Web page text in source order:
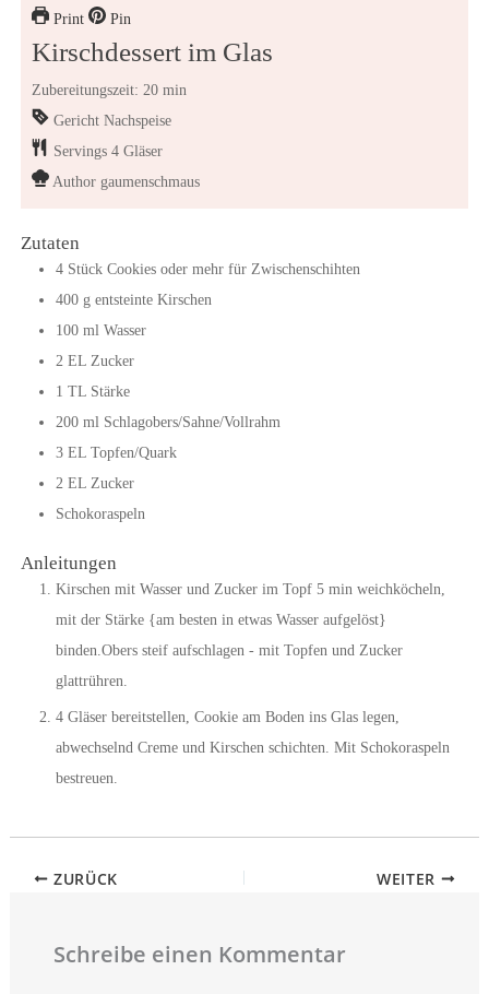
Print Pin
Kirschdessert im Glas
Zubereitungszeit: 20 min
Gericht Nachspeise
Servings 4 Gläser
Author gaumenschmaus
Zutaten
4 Stück Cookies oder mehr für Zwischenschihten
400 g entsteinte Kirschen
100 ml Wasser
2 EL Zucker
1 TL Stärke
200 ml Schlagobers/Sahne/Vollrahm
3 EL Topfen/Quark
2 EL Zucker
Schokoraspeln
Anleitungen
Kirschen mit Wasser und Zucker im Topf 5 min weichköcheln,
mit der Stärke {am besten in etwas Wasser aufgelöst}
binden.Obers steif aufschlagen - mit Topfen und Zucker
glattrühren.
4 Gläser bereitstellen, Cookie am Boden ins Glas legen,
abwechselnd Creme und Kirschen schichten. Mit Schokoraspeln
bestreuen.
ZURÜCK WEITER
Schreibe einen Kommentar